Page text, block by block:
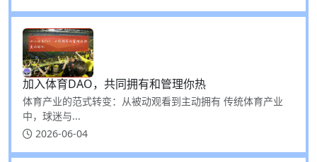
加入体育DAO，共同拥有和管理你热
体育产业的范式转变：从被动观看到主动拥有 传统体育产业
中，球迷与...
2026-06-04